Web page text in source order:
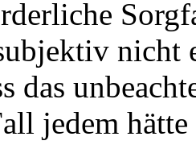
nicht
das
jedem